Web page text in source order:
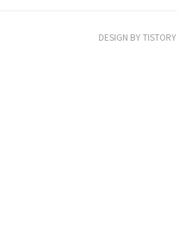
DESIGN BYTISTORY